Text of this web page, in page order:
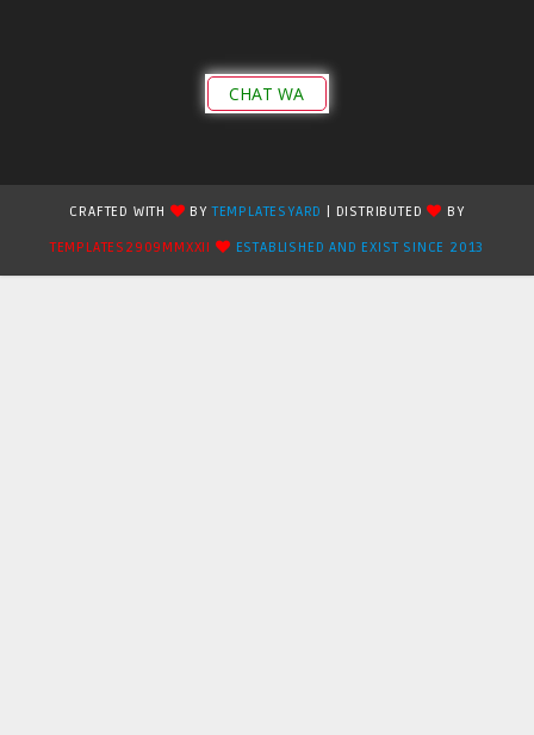
CHAT WA
CRAFTED WITH BYTEMPLATESYARD | DISTRIBUTED
BY
TEMPLATES2909MMXXII
ESTABLISHED AND EXIST SINCE 2013